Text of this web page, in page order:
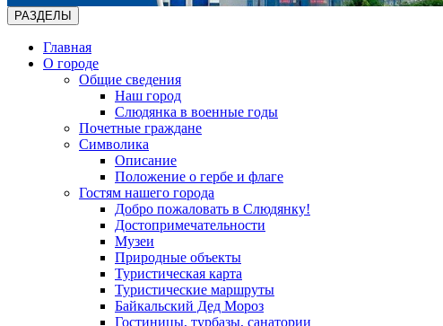
РАЗДЕЛЫ
Главная
О городе
Общие сведения
Наш город
Слюдянка в военные годы
Почетные граждане
Символика
Описание
Положение о гербе и флаге
Гостям нашего города
Добро пожаловать в Слюдянку!
Достопримечательности
Музеи
Природные объекты
Туристическая карта
Туристические маршруты
Байкальский Дед Мороз
Гостиницы, турбазы, санатории